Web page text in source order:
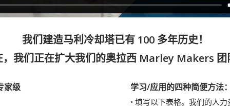
我们建造马利冷却塔已有 100 多年历史！
，我们正在扩大我们的奥拉西 Marley Makers 团
家级 学习/应用的四种简便方法
• 填写以下表格。我们的人